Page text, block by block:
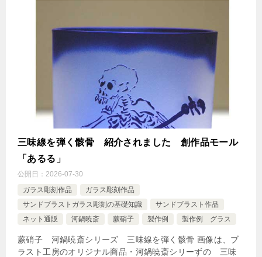
三味線を弾く骸骨 紹介されました 創作品モール
「あるる」
公開日： 2026-07-30
ガラス彫刻作品
ガラス彫刻作品
サンドブラストガラス彫刻の基礎知識
サンドブラスト作品
ネット通販
河鍋暁斎 蕨硝子 製作例 製作例 グラス
蕨硝子 河鍋暁斎シリーズ 三味線を弾く骸骨 画像は、ブ
ラスト工房のオリジナル商品・河鍋暁斎シリーずの 三味